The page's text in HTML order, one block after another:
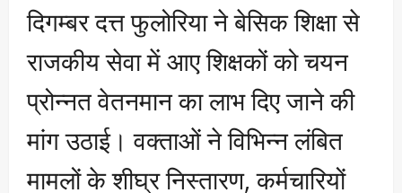
दिगम्बर दत्त फुलोरिया ने बेसिक शिक्षा से
राजकीय सेवा में आए शिक्षकों को चयन
प्रोन्नत वेतनमान का लाभ दिए जाने की
मांग उठाई। वक्ताओं ने विभिन्न लंबित
मामलों के शीघ्र निस्तारण, कर्मचारियों